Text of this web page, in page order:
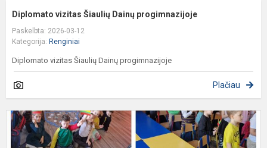
Diplomato vizitas Šiaulių Dainų progimnazijoje
Paskelbta: 2026-03-12
Kategorija: Renginiai
Diplomato vizitas Šiaulių Dainų progimnazijoje
Plačiau